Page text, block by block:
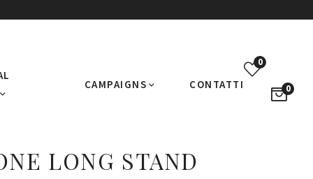
CAMPAIGNS CONTATTI
0
0
LONG STAND